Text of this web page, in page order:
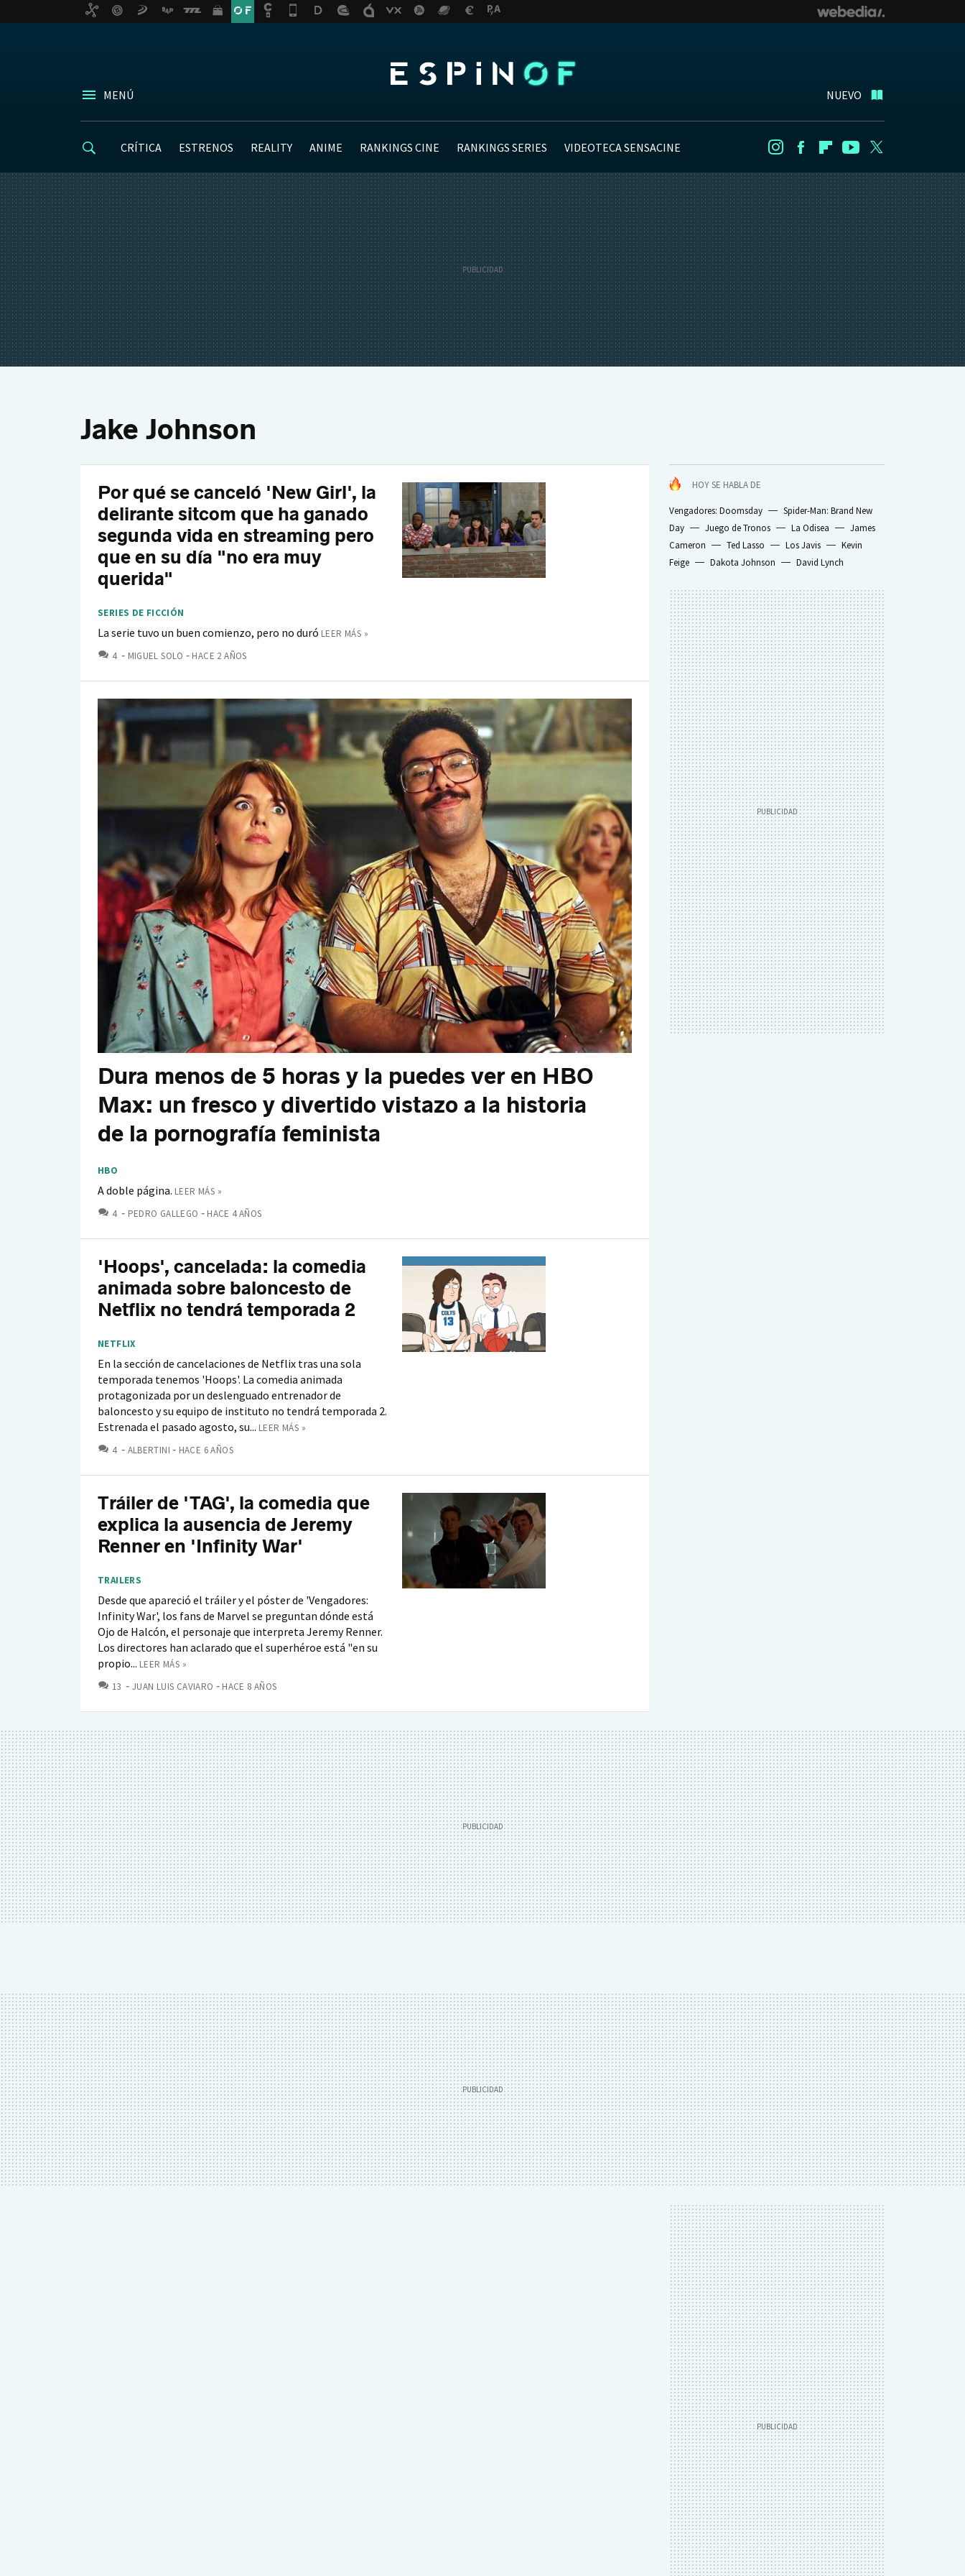
MENÚ NUEVO
CRÍTICA ESTRENOS REALITY ANIME RANKINGS CINE RANKINGS SERIES VIDEOTECA SENSACINE InstagramFacebookFlipboard
Youtube
Jake Johnson
HOY SE HABLA DE
Vengadores: Doomsday
Spider-Man: Brand New
Day
Juego de Tronos La Odisea
James
Cameron
Ted Lasso Los Javis
Kevin
Feige
Dakota Johnson David Lynch
Por qué se canceló 'New Girl', la
delirante sitcom que ha ganado
segunda vida en streaming pero
que en su día "no era muy
querida"
SERIES DE FICCIÓN
La serie tuvo un buen comienzo, pero no duró LEER MÁS »
4 COMENTARIOS
MIGUEL SOLO HACE 2 AÑOS
Dura menos de 5 horas y la puedes ver en HBO
Max: un fresco y divertido vistazo a la historia
de la pornografía feminista
HBO
A doble página. LEER MÁS »
4 COMENTARIOS
PEDRO GALLEGO HACE 4 AÑOS
'Hoops', cancelada: la comedia
animada sobre baloncesto de
Netflix no tendrá temporada 2
NETFLIX
En la sección de cancelaciones de Netflix tras una sola
temporada tenemos 'Hoops'. La comedia animada
protagonizada por un deslenguado entrenador de
baloncesto y su equipo de instituto no tendrá temporada 2.
Estrenada el pasado agosto, su... LEER MÁS »
4 COMENTARIOS
ALBERTINI HACE 6 AÑOS
Tráiler de 'TAG', la comedia que
explica la ausencia de Jeremy
Renner en 'Infinity War'
TRAILERS
Desde que apareció el tráiler y el póster de 'Vengadores:
Infinity War', los fans de Marvel se preguntan dónde está
Ojo de Halcón, el personaje que interpreta Jeremy Renner.
Los directores han aclarado que el superhéroe está "en su
propio... LEER MÁS »
13 COMENTARIOS
JUAN LUIS CAVIARO HACE 8 AÑOS